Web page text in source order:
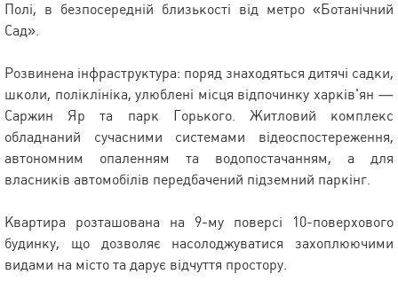
Полі, в безпосередній близькості від метро «Ботанічний
Сад».
Розвинена інфраструктура: поряд знаходяться дитячі садки,
школи, поліклініка, улюблені місця відпочинку харків'ян —
Саржин Яр та парк Горького. Житловий комплекс
обладнаний сучасними системами відеоспостереження,
автономним опаленням та водопостачанням, а для
власників автомобілів передбачений підземний паркінг.
Квартира розташована на 9-му поверсі 10-поверхового
будинку, що дозволяє насолоджуватися захоплюючими
видами на місто та дарує відчуття простору.